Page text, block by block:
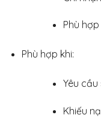
Phù
Phù hợp khi:
Yêu
Khiếu